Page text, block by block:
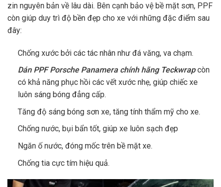
zin nguyên bản về lâu dài. Bên cạnh bảo vệ bề mặt sơn, PPF
còn giúp duy trì độ bền đẹp cho xe với những đặc điểm sau
đây:
Chống xước bởi các tác nhân như đá văng, va chạm.
Dán PPF Porsche Panamera chính hãng Teckwrapcòn
có khả năng phục hồi các vết xước nhẹ, giúp chiếc xe
luôn sáng bóng đẳng cấp.
Tăng độ sáng bóng sơn xe, tăng tính thẩm mỹ cho xe.
Chống nước, bụi bẩn tốt, giúp xe luôn sạch đẹp
Ngăn ố nước, đóng mốc trên bề mặt xe.
Chống tia cực tím hiệu quả.